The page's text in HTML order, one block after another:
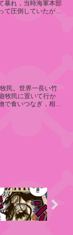
暴れ，当時海軍本部
圧倒していたが，
牧民に置いて行か
で食いつなぎ，相棒